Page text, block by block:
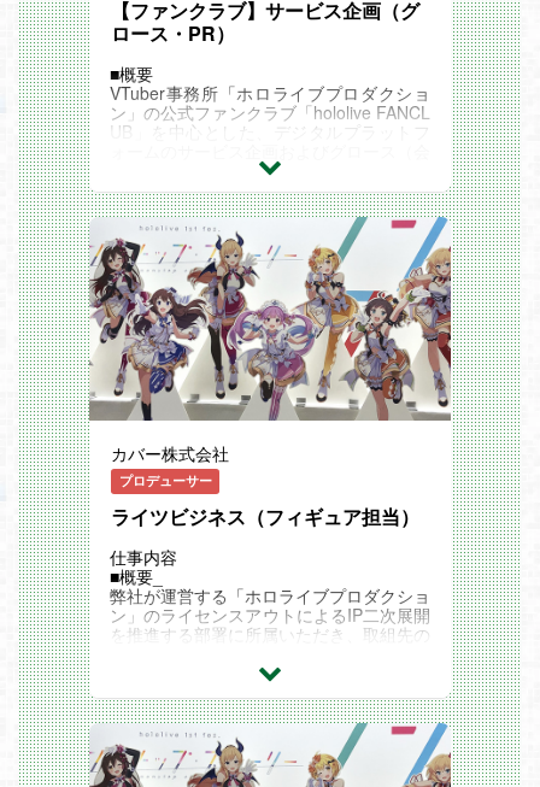
ケーションで適切な回答や提案ができる方
組織について
スクといった「守り」の役割から、全社の
業務改革やAI活用を推進する「攻め」の組
織へと、大きく役割を拡張している転換期
にあります。
る風通しの良い組織風土であり、新しい技
術トレンドに敏感で自らキャッチアップを
行うメンバーが揃っています。
今回ご入社いただく方には、既存の枠組み
にとらわれることなく、DXやAI推進とい
った新たな専門性を持つコアメンバーとし
て、自律的にプロジェクトを立ち上げ、全
社の変革をリードしていただくことを期待
します。
2D / Maya / Unityいずれかの使用経験
・Google Apps Scriptの実務経験
求める人物像
・当社のMISSION/VALUEに共感いただけ
る方
・エンタメが好きで、どのような企画を実
現すればユーザーが喜ぶかをビジネス視点
・チームワークを大切にできる方
・主体的にものごとを考え、自ら行動でき
る方
・雑務や細かい仕事にもしっかり取り組め
る、素直で誠実な方
組織について
当社から世に出るコンテンツの大多数を担
当しているクリエイティブ制作本部には、
イラスト制作・3DCG制作・Live2D制作と
いったアセット制作の部署と、配信をより
リッチするためのエンジニアの部署、そし
てYouTubeで配信される番組の制作を担当
する部署と多数の部署に分かれています。
プロジェクトマネージャーはコンテンツを
していく、制作推進部にて業務を行ってい
ただきます。
稼働を始めた購買管理システムの「運用定
着・漏れ防止・プロセス改善」の3点を軸
に、以下の業務を推進していただきます。
・購買プロセスの改善・再設計： 現場の
状況に合わせ、コンプライアンスを担保し
つつ、最も効率的で現場に負担の少ない購
買フローへのアップデート
横断で現場部門、各ステークホルダーに購
・商取引リスクの早期検知： 専門家視点
でのプロセス上の抜け落ちを見つけ、商取
引リスクを未然に防ぐ早期検知体制の構築
・購買プロジェクトマネジメント： 現場
のリソース状況を把握し、他部署と連携し
ながら購買管理プロジェクト全体の推進
本ポジションの魅力
「守り」ではなく「攻め」の購買アーキテ
クト： 完成された既存の購買ルールをた
だ運用するのではなく、カオスな成長フェ
ーズにおいて「自ら購買の型を創り上げ
る」圧倒的な裁量があります。
に今、ゼロから組織を構築しているフェー
ズです。自分のアイデアや提案をダイレク
トに反映させ成長できる環境があります。
必須スキル
・ 購買における業務改善・業務設計経
験： 既存の業務プロセスに対し、自ら課
題を設定し、仕組み（ルールやツール）へ
落とし込んだ経験
・ プロジェクト推進の実務経験： 利害関
係の異なる複数のステークホルダーの間に
・複雑な事象を構造化し、正解のない状況
下でも自ら仮説を立てながら課題解決を成
し遂げた経験
・コンサルティングファーム（特に購買・
会計周辺の業務領域）での実務経験
【ファンクラブ】サービス企画（グ
ロース・PR）
■概要
VTuber事務所「ホロライブプロダクショ
ン」の公式ファンクラブ「hololive FANCL
UB」を中心とした、デジタルプラットフ
員数・エンゲージメントの最大化）を牽引
していただきます。
決定した戦略の「具体的な施策への落とし
込み」や「新規サービス企画」を、推進し
ていただける方を募集します。「攻めの企
画・グロース施策の実行」を得意とされる
方大歓迎です！
■業務内容
公式ファンクラブ「hololive FANCLUB」
のグロース施策
入会促進のためのキャンペーン、プロモー
ション企画のディレクション
会員属性、継続率、アクティブ率などのデ
ータ分析（GA/SQL等）に基づく、ユーザ
ー数増加のための戦略立案・実行
新規サービス企画の立案・推進
新規サービス企画の立案、および社内関連
部署（タレントマネジメント、開発、クリ
進
プロモーション、限定コンテンツ(イベン
ト・デジタルコンテンツ)の企画立案
ファンエンゲージメントを高めるプロダク
ト改善
改善提案、および開発チームとの折衝
カバー株式会社
プロデューサー
ライツビジネス（フィギュア担当）
仕事内容
■概要_
弊社が運営する「ホロライブプロダクショ
ン」のライセンスアウトによるIP二次展開
を推進する部署に所属いただき、取組先の
オリティ管理まで、一貫して担当いただき
ます。
有力なビジネスパートナーとの連携を通じ
て、「ホロライブプロダクション」および
所属タレントのIP価値をさらに高め、新た
なファンとの接点を創出していくポジショ